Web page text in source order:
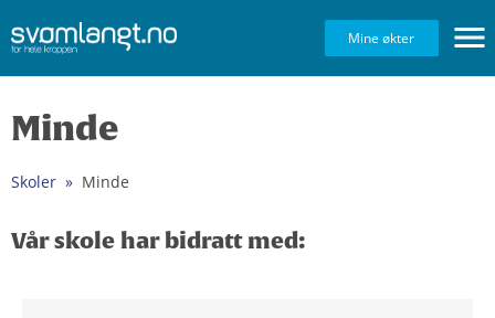
Mine økter
Minde
Skoler Minde
Vår skole har bidratt med: